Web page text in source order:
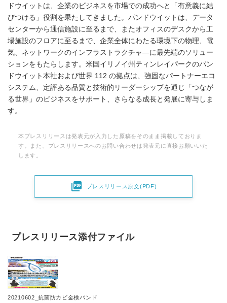
ドウイットは、企業のビジネスを市場での成功へと「有意義に結
びつける」役割を果たしてきました。パンドウイットは、データ
センターから通信施設に至るまで、またオフィスのデスクから工
場施設のフロアに至るまで、企業全体にわたる環境下の物理、電
気、ネットワークのインフラストラクチャ―に最先端のソリュー
ションをもたらします。米国イリノイ州ティンレイパークのパン
ドウイット本社および世界 112 の拠点は、強固なパートナーエコ
システム、定評ある品質と技術的リーダーシップを通じ「つなが
る世界」のビジネスをサポート、さらなる成長と発展に寄与しま
す。
本プレスリリースは発表元が入力した原稿をそのまま掲載しておりま
す。また、プレスリリースへのお問い合わせは発表元に直接お願いいた
します。
 プレスリリース原文(PDF)
プレスリリース添付ファイル
20210602_抗菌防カビ金検バンド